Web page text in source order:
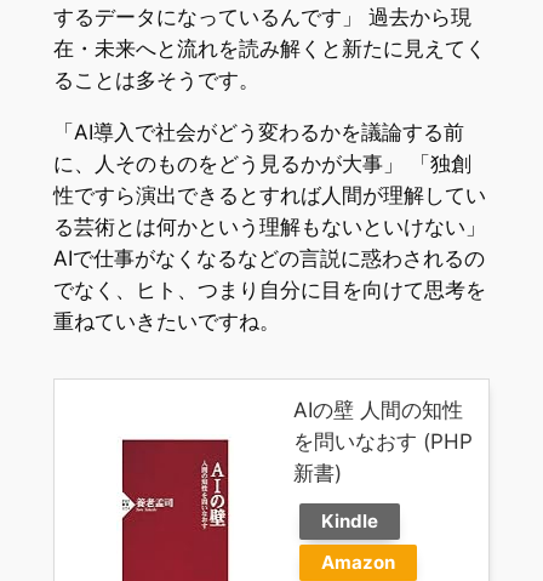
するデータになっているんです」 過去から現
在・未来へと流れを読み解くと新たに見えてく
ることは多そうです。
「AI導入で社会がどう変わるかを議論する前
に、人そのものをどう見るかが大事」 「独創
性ですら演出できるとすれば人間が理解してい
る芸術とは何かという理解もないといけない」
AIで仕事がなくなるなどの言説に惑わされるの
でなく、ヒト、つまり自分に目を向けて思考を
重ねていきたいですね。
AIの壁 人間の知性
を問いなおす (PHP
新書)
Kindle
Amazon